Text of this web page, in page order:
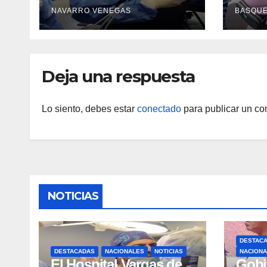
ía Retrógrada
Endoscópica para
NAVARRO VENEGAS
Deja una respuesta
Lo siento, debes estar conectado para publicar un
NOTICIAS
DESTACADAS NACIONALES NOTICIAS